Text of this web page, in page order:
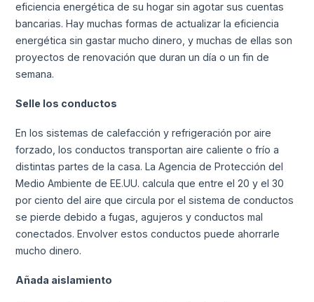
eficiencia energética de su hogar sin agotar sus cuentas
bancarias. Hay muchas formas de actualizar la eficiencia
energética sin gastar mucho dinero, y muchas de ellas son
proyectos de renovación que duran un día o un fin de
semana.
Selle los conductos
En los sistemas de calefacción y refrigeración por aire
forzado, los conductos transportan aire caliente o frío a
distintas partes de la casa. La Agencia de Protección del
Medio Ambiente de EE.UU. calcula que entre el 20 y el 30
por ciento del aire que circula por el sistema de conductos
se pierde debido a fugas, agujeros y conductos mal
conectados. Envolver estos conductos puede ahorrarle
mucho dinero.
Añada aislamiento